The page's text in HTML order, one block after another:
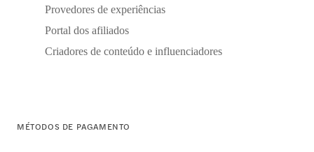
Provedores de experiências
Portal dos afiliados
Criadores de conteúdo e influenciadores
MÉTODOS DE PAGAMENTO